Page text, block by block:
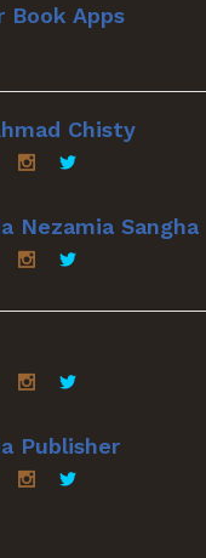
Book Apps
Chisty
Nezamia Sangha
Publisher